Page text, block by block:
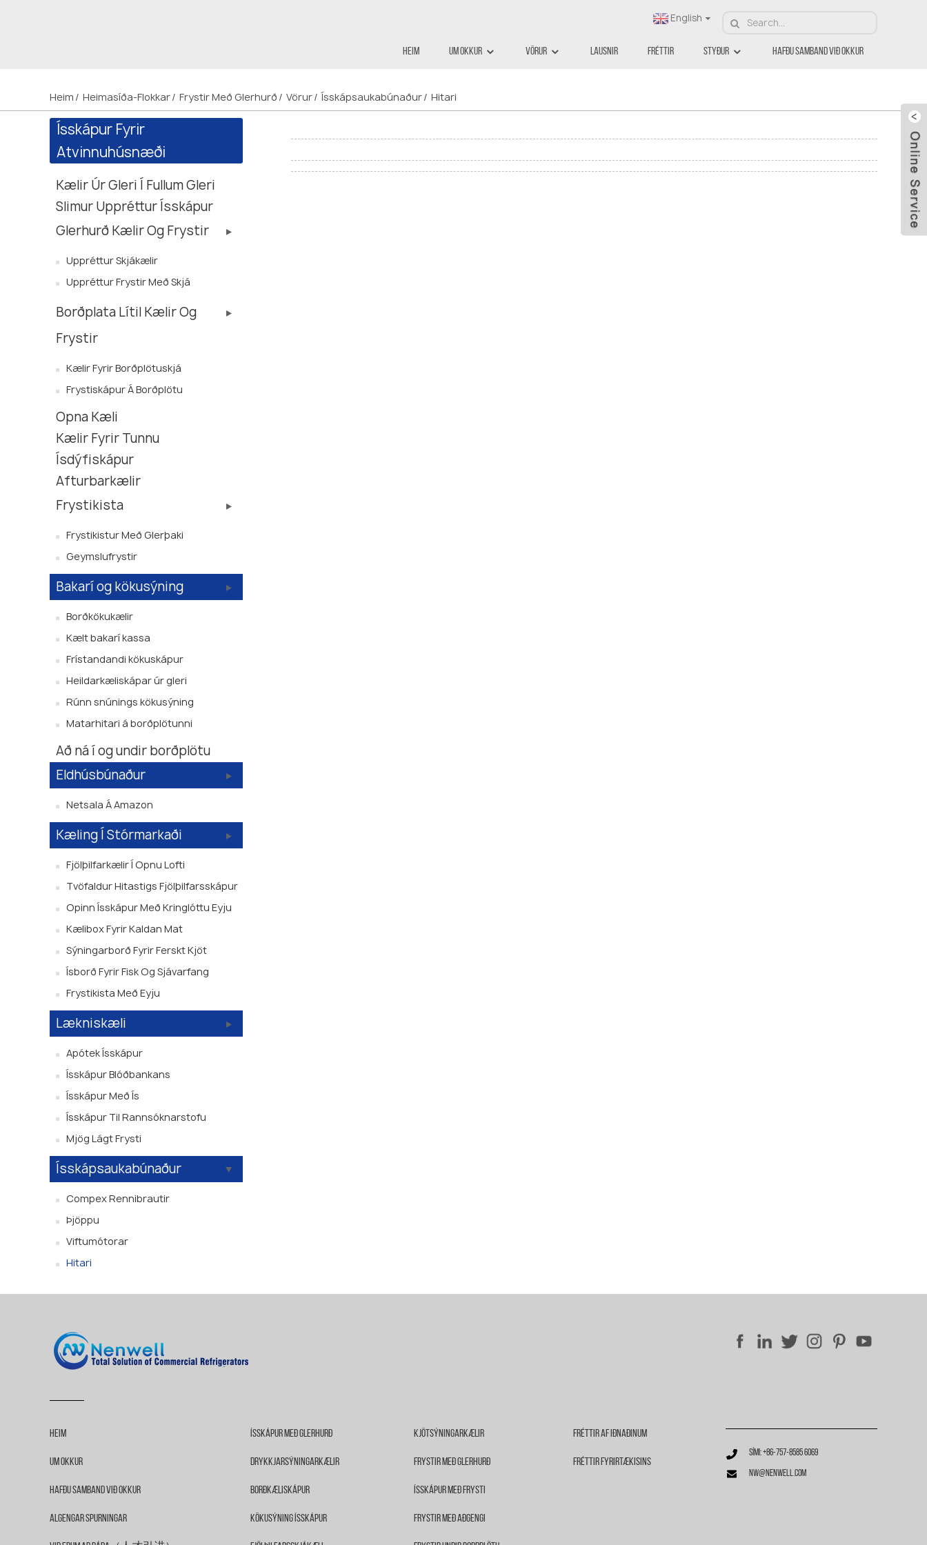
English
Heim Um Okkur Vörur Lausnir Fréttir Styður Hafðu Samband Við Okkur
Heim Heimasíða-Flokkar Frystir Með Glerhurð Vörur Ísskápsaukabúnaður Hitari
Ísskápur Fyrir
Atvinnuhúsnæði
Kælir Úr Gleri Í Fullum Gleri
Slimur Uppréttur Ísskápur
Glerhurð Kælir Og Frystir
Uppréttur Skjákælir
Uppréttur Frystir Með Skjá
Borðplata Lítil Kælir Og
Frystir
Kælir Fyrir Borðplötuskjá
Frystiskápur Á Borðplötu
Opna Kæli
Kælir Fyrir Tunnu
Ísdýfiskápur
Afturbarkælir
Frystikista
Frystikistur Með Glerþaki
Geymslufrystir
Bakarí og kökusýning
Borðkökukælir
Kælt bakarí kassa
Frístandandi kökuskápur
Heildarkæliskápar úr gleri
Rúnn snúnings kökusýning
Matarhitari á borðplötunni
Að ná í og ​​undir borðplötu
Eldhúsbúnaður
Netsala Á Amazon
Kæling Í Stórmarkaði
Fjölþilfarkælir Í Opnu Lofti
Tvöfaldur Hitastigs Fjölþilfarsskápur
Opinn Ísskápur Með Kringlóttu Eyju
Kælibox Fyrir Kaldan Mat
Sýningarborð Fyrir Ferskt Kjöt
Ísborð Fyrir Fisk Og Sjávarfang
Frystikista Með Eyju
Lækniskæli
Apótek Ísskápur
Ísskápur Blóðbankans
Ísskápur Með Ís
Ísskápur Til Rannsóknarstofu
Mjög Lágt Frysti
Ísskápsaukabúnaður
Compex Rennibrautir
Þjöppu
Viftumótorar
Hitari
Heim
Um Okkur
Hafðu Samband Við Okkur
Algengar Spurningar
Ísskápur Með Glerhurð
Drykkjarsýningarkælir
Borðkæliskápur
Kökusýning Ísskápur
Kjötsýningarkælir
Frystir Með Glerhurð
Ísskápur Með Frysti
Frystir Með Aðgengi
Fréttir Af Iðnaðinum
Fréttir Fyrirtækisins
Sími: +86-757-8585 6069
nw@nenwell.com